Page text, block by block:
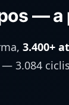
— a
3.400+
3.084